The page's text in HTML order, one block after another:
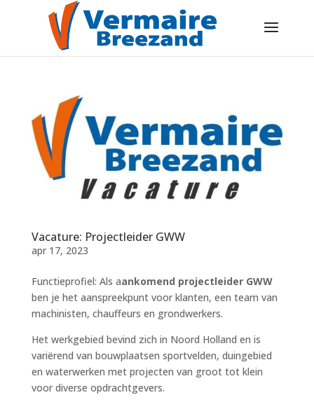
Vacature: Projectleider GWW
apr 17, 2023
Functieprofiel: Als aankomend projectleider GWW
ben je het aanspreekpunt voor klanten, een team van
machinisten, chauffeurs en grondwerkers.
Het werkgebied bevind zich in Noord Holland en is
variërend van bouwplaatsen sportvelden, duingebied
en waterwerken met projecten van groot tot klein
voor diverse opdrachtgevers.